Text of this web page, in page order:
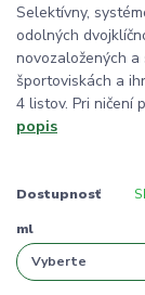
Selektívny,
odolných
novozaložených
športoviskách a
4 listov. Pri ničení
popis
Dostupnosť
ml